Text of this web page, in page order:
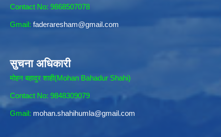
Contact No: 9868507078
Gmail: faderaresham@gmail.com
सुचना अधिकारी
मोहन बहादुर शाही(Mohan Bahadur Shahi)
Contact No: 9848309079
Gmail: mohan.shahihumla@gmail.com